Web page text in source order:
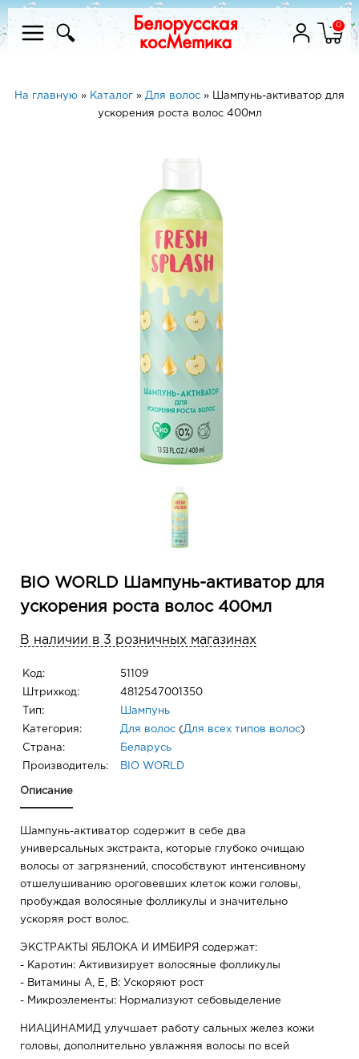
0
На главную » Каталог » Для волос »
Шампунь-активатор для
ускорения роста волос 400мл
BIO WORLD Шампунь-активатор для
ускорения роста волос 400мл
В наличии в 3 розничных магазинах
Код: 51109
Штрихкод: 4812547001350
Тип: Шампунь
Категория: Для волос ( Для всех типов волос)
Страна: Беларусь
Производитель: BIO WORLD
Описание
Шампунь-активатор содержит в себе два
универсальных экстракта, которые глубоко очищаю
волосы от загрязнений, способствуют интенсивному
отшелушиванию ороговевших клеток кожи головы,
пробуждая волосяные фолликулы и значительно
ускоряя рост волос.
ЭКСТРАКТЫ ЯБЛОКА И ИМБИРЯ содержат:
- Каротин: Активизирует волосяные фолликулы
- Витамины А, Е, В: Ускоряют рост
- Микроэлементы: Нормализуют себовыделение
НИАЦИНАМИД улучшает работу сальных желез кожи
головы, дополнительно увлажняя волосы по всей